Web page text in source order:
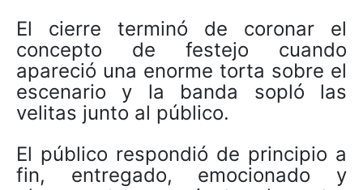
El cierre terminó de coronar el
concepto de festejo cuando
apareció una enorme torta sobre el
escenario y la banda sopló las
velitas junto al público.
El público respondió de principio a
fin, entregado, emocionado y